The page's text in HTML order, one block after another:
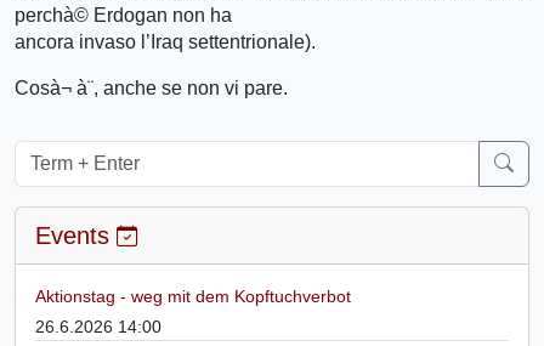
perchà© Erdogan non ha
ancora invaso l’Iraq settentrionale).
Cosà¬ à¨, anche se non vi pare.
Events
Aktionstag - weg mit dem Kopftuchverbot
26.6.2026 14:00